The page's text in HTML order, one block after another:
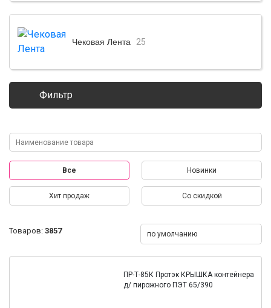
Чековая Лента 25
Фильтр
Все Новинки
Хит продаж Со скидкой
Товаров: 3857 по умолчанию
ПР-Т-85К Протэк КРЫШКА контейнера
д/ пирожного ПЭТ 65/390